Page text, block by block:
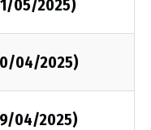
05/2025)
04/2025)
04/2025)